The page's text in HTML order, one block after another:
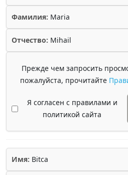
Фамилия: Maria
Отчество: Mihail
Прежде чем запросить
пожалуйста, прочитайте
Я согласен с правилами и
политикой сайта
Имя: Bitca